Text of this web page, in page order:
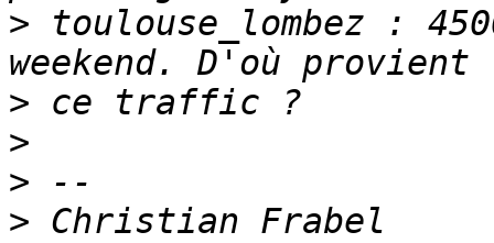
> toulouse_lombez :
>
>
>
>